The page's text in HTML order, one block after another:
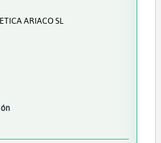
ARIACO SL